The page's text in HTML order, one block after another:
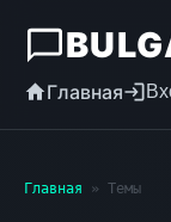
Главная
Главная » Темы